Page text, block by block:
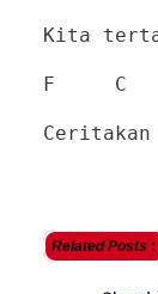
Kita
F C
Related Posts :